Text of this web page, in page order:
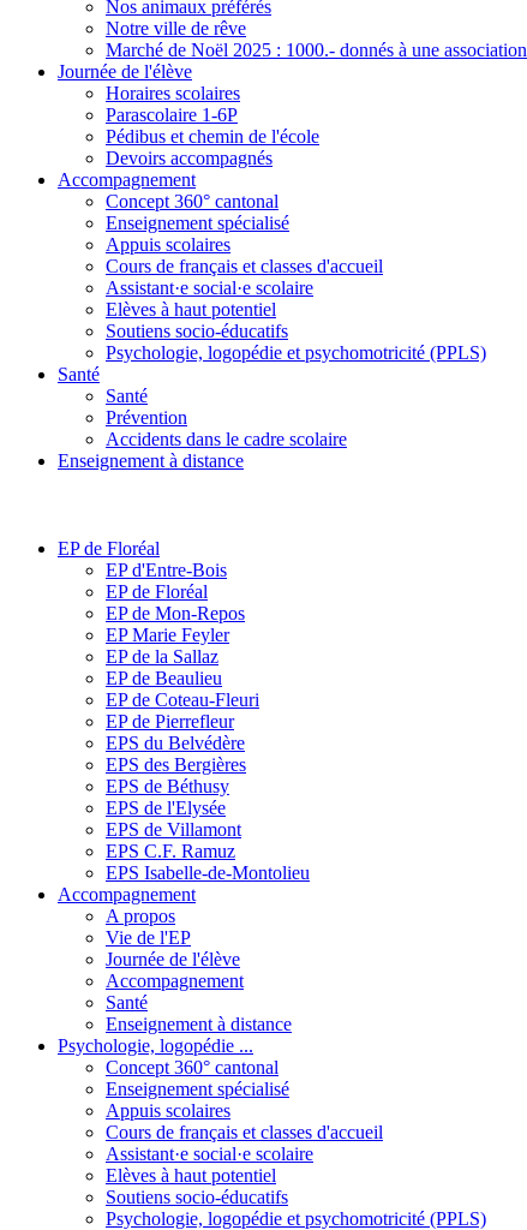
Nos animaux préférés
Notre ville de rêve
Marché de Noël 2025 : 1000.- donnés à une association
Journée de l'élève
Horaires scolaires
Parascolaire 1-6P
Pédibus et chemin de l'école
Devoirs accompagnés
Accompagnement
Concept 360° cantonal
Enseignement spécialisé
Appuis scolaires
Cours de français et classes d'accueil
Assistant·e social·e scolaire
Elèves à haut potentiel
Soutiens socio-éducatifs
Psychologie, logopédie et psychomotricité (PPLS)
Santé
Santé
Prévention
Accidents dans le cadre scolaire
Enseignement à distance
EP de Floréal
EP d'Entre-Bois
EP de Floréal
EP de Mon-Repos
EP Marie Feyler
EP de la Sallaz
EP de Beaulieu
EP de Coteau-Fleuri
EP de Pierrefleur
EPS du Belvédère
EPS des Bergières
EPS de Béthusy
EPS de l'Elysée
EPS de Villamont
EPS C.F. Ramuz
EPS Isabelle-de-Montolieu
Accompagnement
A propos
Vie de l'EP
Journée de l'élève
Accompagnement
Santé
Enseignement à distance
Psychologie, logopédie ...
Concept 360° cantonal
Enseignement spécialisé
Appuis scolaires
Cours de français et classes d'accueil
Assistant·e social·e scolaire
Elèves à haut potentiel
Soutiens socio-éducatifs
Psychologie, logopédie et psychomotricité (PPLS)